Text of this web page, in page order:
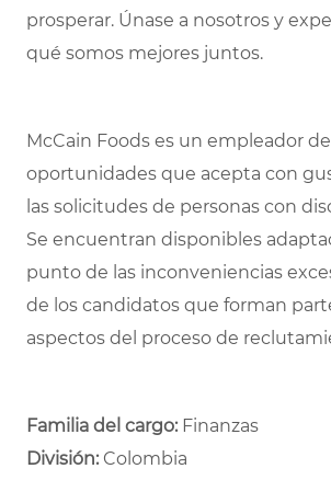
prosperar. Únase a nosotros y
qué somos mejores juntos.
McCain Foods es un empleador
oportunidades que acepta con
las solicitudes de personas con
Se encuentran disponibles
punto de las inconveniencias
de los candidatos que forman
aspectos del proceso de
Familia del cargo: Finanzas
División: Colombia